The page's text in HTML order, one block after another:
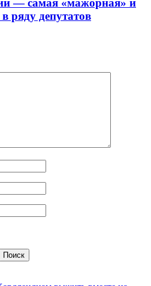
— самая «мажорная» и
ряду депутатов